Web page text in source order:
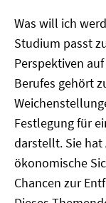
Was will ich
Studium passt
Perspektiven
Berufes gehört
Festlegung für
darstellt. Sie
ökonomische
Chancen zur